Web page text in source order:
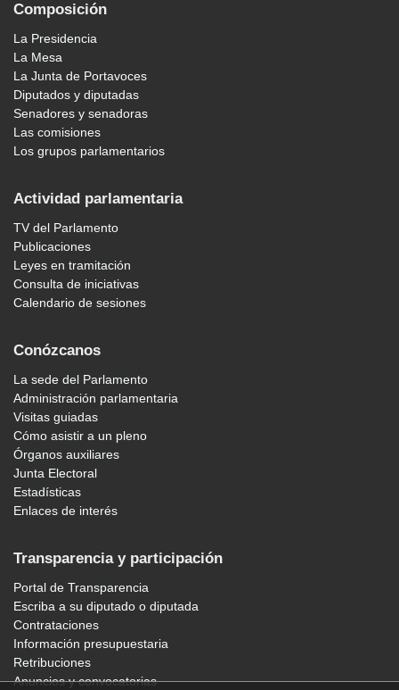
Composición
La Presidencia
La Mesa
La Junta de Portavoces
Diputados y diputadas
Senadores y senadoras
Las comisiones
Los grupos parlamentarios
Actividad parlamentaria
TV del Parlamento
Publicaciones
Leyes en tramitación
Consulta de iniciativas
Calendario de sesiones
Conózcanos
La sede del Parlamento
Administración parlamentaria
Visitas guiadas
Cómo asistir a un pleno
Órganos auxiliares
Junta Electoral
Estadísticas
Enlaces de interés
Transparencia y participación
Portal de Transparencia
Escriba a su diputado o diputada
Contrataciones
Información presupuestaria
Retribuciones
Anuncios y convocatorias